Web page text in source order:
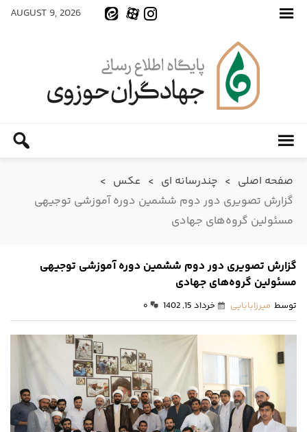
AUGUST 9, 2026
صفحه اصلی > چندرسانه ای > عکس >
گزارش تصویری دور دوم ششمین دوره آموزشی توجیهی
مسئولین گروه‌های جهادی
گزارش تصویری دور دوم ششمین دوره آموزشی توجیهی
مسئولین گروه‌های جهادی
توسط میرزابابایی خرداد 15, 1402 ۰